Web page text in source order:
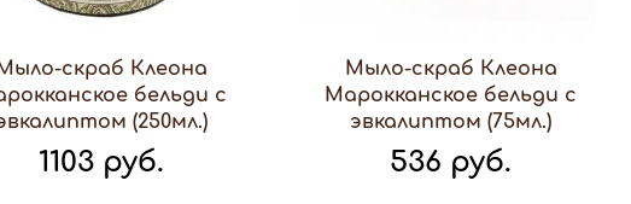
скраб Клеона
бельди с
(250мл.)
1103 руб.
Мыло-скраб Клеона
Марокканское бельди с
эвкалиптом (75мл.)
536 руб.